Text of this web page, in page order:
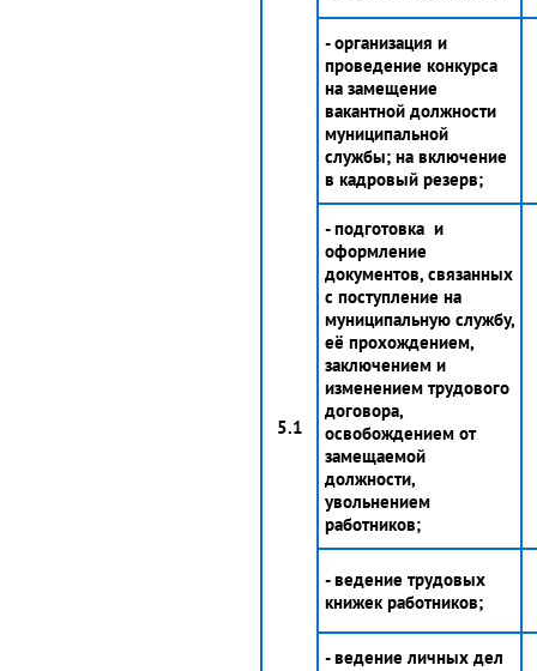
5.1
- организация и
проведение конкурса
на замещение
вакантной должности
муниципальной
службы; на включение
в кадровый резерв;
- подготовка и
оформление
документов, связанных
с поступление на
муниципальную службу,
её прохождением,
заключением и
изменением трудового
договора,
освобождением от
замещаемой
должности,
увольнением
работников;
- ведение трудовых
книжек работников;
- ведение личных дел